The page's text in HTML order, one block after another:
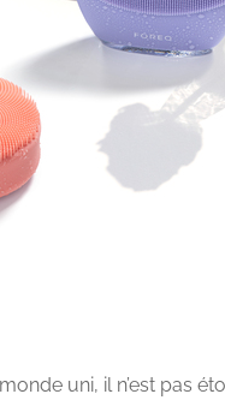
uni, il n’est pas